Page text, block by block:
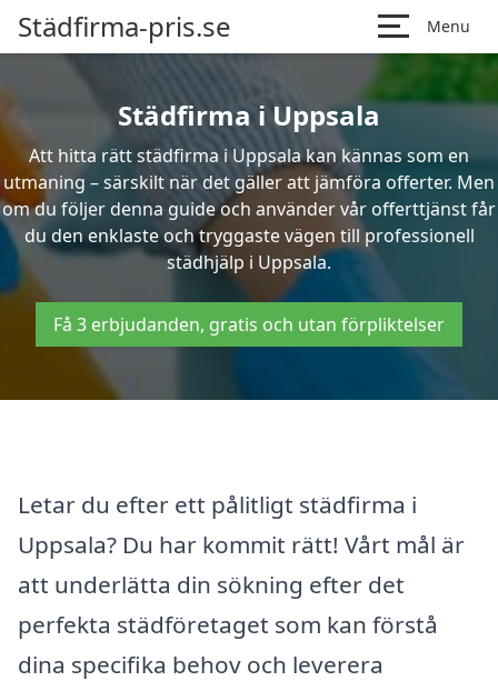
Städfirma-pris.se Menu
Städfirma i Uppsala
Att hitta rätt städfirma i Uppsala kan kännas som en
utmaning – särskilt när det gäller att jämföra offerter. Men
om du följer denna guide och använder vår offerttjänst får
du den enklaste och tryggaste vägen till professionell
städhjälp i Uppsala.
Få 3 erbjudanden, gratis och utan förpliktelser
Letar du efter ett pålitligt städfirma i
Uppsala? Du har kommit rätt! Vårt mål är
att underlätta din sökning efter det
perfekta städföretaget som kan förstå
dina specifika behov och leverera